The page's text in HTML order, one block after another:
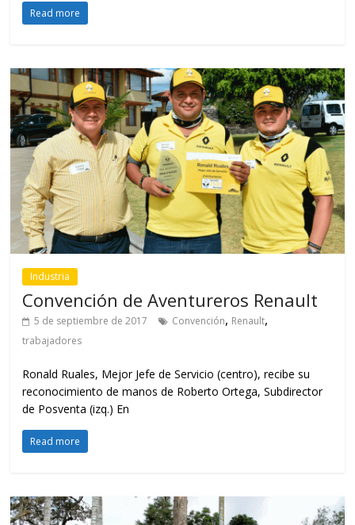
Read more
Industria
Convención de Aventureros Renault
5 de septiembre de 2017 Convención, Renault,
trabajadores
Ronald Ruales, Mejor Jefe de Servicio (centro), recibe su
reconocimiento de manos de Roberto Ortega, Subdirector
de Posventa (izq.) En
Read more